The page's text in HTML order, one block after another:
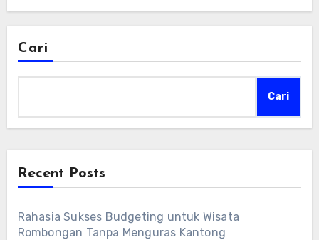
Cari
Cari
Recent Posts
Rahasia Sukses Budgeting untuk Wisata
Rombongan Tanpa Menguras Kantong